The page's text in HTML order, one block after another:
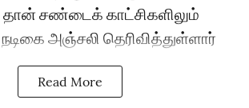
தான் சண்டைக் காட்சிகளிலும்
அஞ்சலி தெரிவித்துள்ளார்
Read More